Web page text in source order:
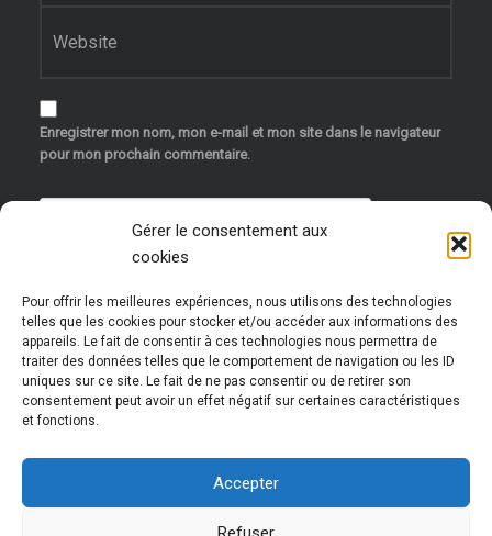
Gérer le consentement aux
cookies
Pour offrir les meilleures expériences, nous utilisons des technologies
telles que les cookies pour stocker et/ou accéder aux informations des
appareils. Le fait de consentir à ces technologies nous permettra de
traiter des données telles que le comportement de navigation ou les ID
uniques sur ce site. Le fait de ne pas consentir ou de retirer son
consentement peut avoir un effet négatif sur certaines caractéristiques
et fonctions.
Accepter
Enregistrer mon nom, mon e-mail et mon site dans le navigateur
pour mon prochain commentaire.
Ce site utilise Akismet pour réduire les indésirables.
En savoir plus sur la façon dont les données de vos
commentaires sont traitées.